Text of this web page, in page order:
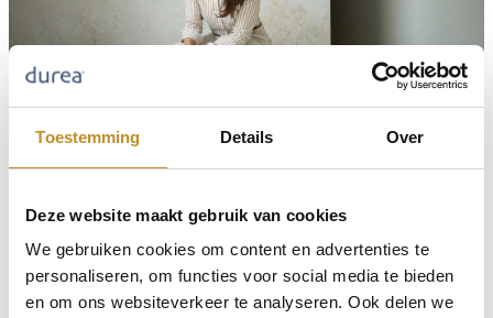
Toestemming Details Over
Deze website maakt gebruik van cookies
We gebruiken cookies om content en advertenties te
personaliseren, om functies voor social media te bieden
en om ons websiteverkeer te analyseren. Ook delen we